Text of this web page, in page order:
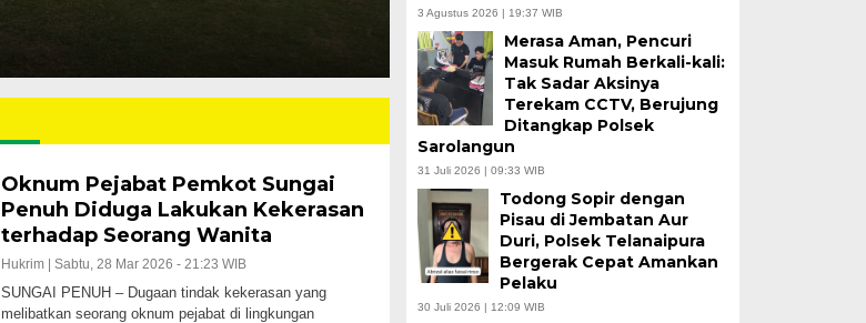
Oknum Pejabat Pemkot Sungai
Penuh Diduga Lakukan Kekerasan
terhadap Seorang Wanita
Hukrim | Sabtu, 28 Mar 2026 - 21:23 WIB
SUNGAI PENUH – Dugaan tindak kekerasan yang
melibatkan seorang oknum pejabat di lingkungan
3 Agustus 2026 | 19:37 WIB
Merasa Aman, Pencuri
Masuk Rumah Berkali-kali:
Tak Sadar Aksinya
Terekam CCTV, Berujung
Ditangkap Polsek
Sarolangun
31 Juli 2026 | 09:33 WIB
Todong Sopir dengan
Pisau di Jembatan Aur
Duri, Polsek Telanaipura
Bergerak Cepat Amankan
Pelaku
30 Juli 2026 | 12:09 WIB